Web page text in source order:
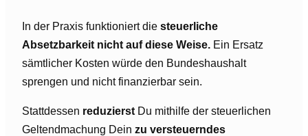
In der Praxis funktioniert die steuerliche
Absetzbarkeit nicht auf diese Weise. Ein Ersatz
sämtlicher Kosten würde den Bundeshaushalt
sprengen und nicht finanzierbar sein.
Stattdessen reduzierst Du mithilfe der steuerlichen
Geltendmachung Dein zu versteuerndes